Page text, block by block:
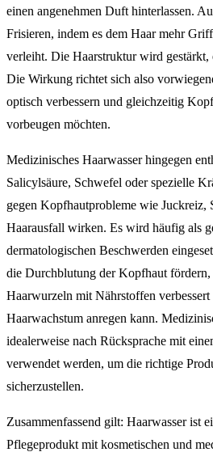
einen angenehmen Duft hinterlassen.
Frisieren, indem es dem Haar mehr
verleiht. Die Haarstruktur wird gestärkt,
Die Wirkung richtet sich also
optisch verbessern und gleichzeitig
vorbeugen möchten.
Medizinisches Haarwasser hingegen
Salicylsäure, Schwefel oder spezielle
gegen Kopfhautprobleme wie Juckreiz,
Haarausfall wirken. Es wird häufig als
dermatologischen Beschwerden
die Durchblutung der Kopfhaut fördern,
Haarwurzeln mit Nährstoffen verbessert
Haarwachstum anregen kann.
idealerweise nach Rücksprache mit
verwendet werden, um die richtige
sicherzustellen.
Zusammenfassend gilt: Haarwasser ist
Pflegeprodukt mit kosmetischen und